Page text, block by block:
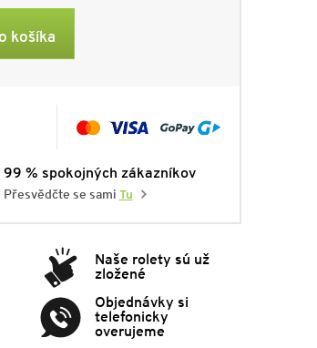
košíka
99 % spokojných zákazníkov
Přesvědčte se sami Tu
Naše rolety sú už
zložené
Objednávky si
telefonicky
overujeme